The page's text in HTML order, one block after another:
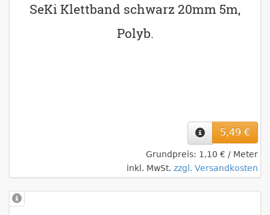
SeKi Klettband schwarz 20mm 5m,
Polyb.
5,49 €
Grundpreis: 1,10 € / Meter
inkl. MwSt. zzgl. Versandkosten